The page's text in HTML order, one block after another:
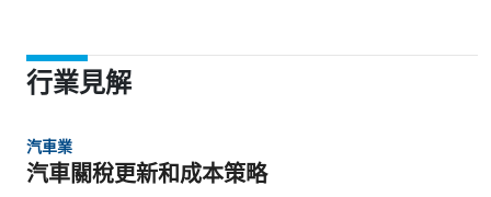
行業見解
汽車業
汽車關稅更新和成本策略